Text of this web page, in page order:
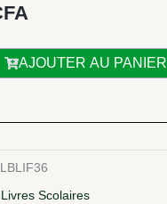
AJOUTER AU PANIER
Livres Scolaires